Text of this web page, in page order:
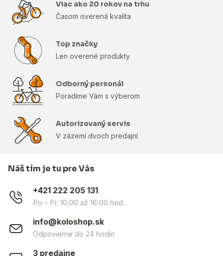
Viac ako 20 rokov na trhu
Časom overená kvalita
Top značky
Len overené produkty
Odborný personál
Poradíme Vám s výberom
Autorizovaný servis
V zázemí dvoch predajní
Náš tím je tu pre Vás
+421 222 205 131
Po - Pi: 10:00 až 16:00 hod.
info@koloshop.sk
Odpovieme do 24 hodín
3 predajne